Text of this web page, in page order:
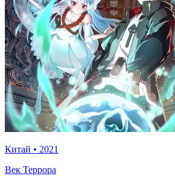
Китай • 2021
Век Террора